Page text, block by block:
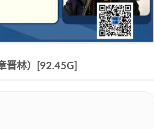
晋林）[92.45G]